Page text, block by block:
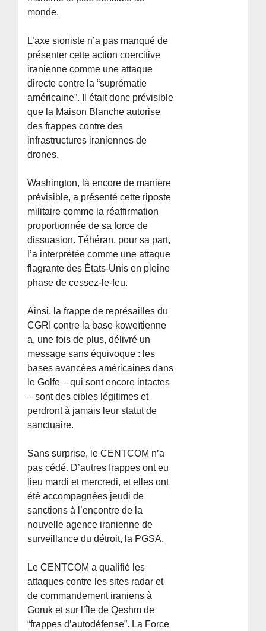
monde.
L’axe sioniste n’a pas manqué de
présenter cette action coercitive
iranienne comme une attaque
directe contre la “suprématie
américaine”. Il était donc prévisible
que la Maison Blanche autorise
des frappes contre des
infrastructures iraniennes de
drones.
Washington, là encore de manière
prévisible, a présenté cette riposte
militaire comme la réaffirmation
proportionnée de sa force de
dissuasion. Téhéran, pour sa part,
l’a interprétée comme une attaque
flagrante des États-Unis en pleine
phase de cessez-le-feu.
Ainsi, la frappe de représailles du
CGRI contre la base koweïtienne
a, une fois de plus, délivré un
message sans équivoque : les
bases avancées américaines dans
le Golfe – qui sont encore intactes
– sont des cibles légitimes et
perdront à jamais leur statut de
sanctuaire.
Sans surprise, le CENTCOM n’a
pas cédé. D’autres frappes ont eu
lieu mardi et mercredi, et elles ont
été accompagnées jeudi de
sanctions à l’encontre de la
nouvelle agence iranienne de
surveillance du détroit, la PGSA.
Le CENTCOM a qualifié les
attaques contre les sites radar et
de commandement iraniens à
Goruk et sur l’île de Qeshm de
“frappes d’autodéfense”. La Force